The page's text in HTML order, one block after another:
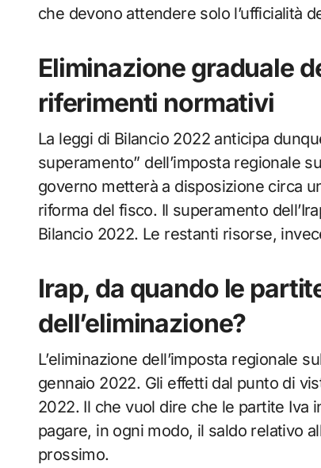
che devono attendere solo l’ufficialità
Eliminazione graduale
riferimenti normativi
La leggi di Bilancio 2022 anticipa
superamento” dell’imposta regionale
governo metterà a disposizione circa
riforma del fisco. Il superamento
Bilancio 2022. Le restanti risorse,
Irap, da quando le
dell’eliminazione?
L’eliminazione dell’imposta regionale
gennaio 2022. Gli effetti dal punto di
2022. Il che vuol dire che le partite Iva
pagare, in ogni modo, il saldo relativo
prossimo.